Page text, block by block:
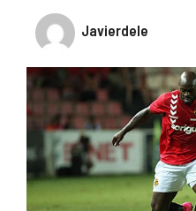
Javierdele